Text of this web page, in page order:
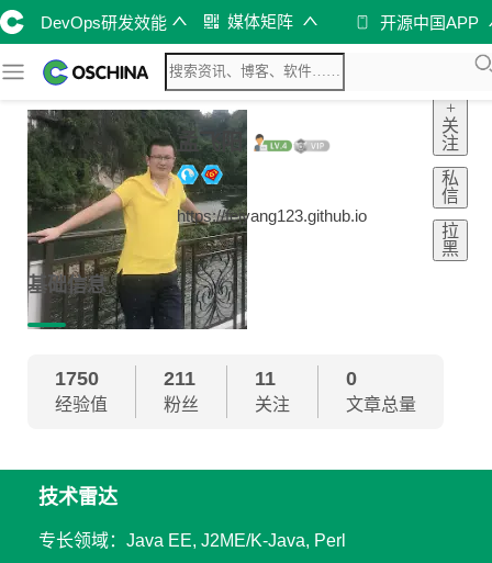
DevOps研发效能 媒体矩阵 开源中国APP
孟飞阳
https://feiyang123.github.io
+
关
注
私
信
拉
黑
基础信息
1750
经验值
211
粉丝
11
关注
0
文章总量
技术雷达
专长领域：Java EE, J2ME/K-Java, Perl